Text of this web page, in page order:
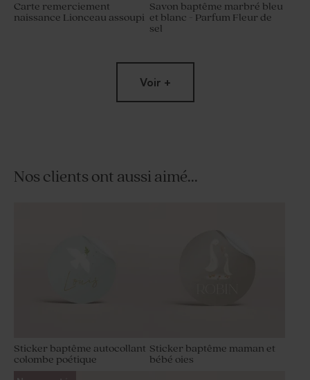
Carte remerciement
naissance Lionceau assoupi
Savon baptême marbré bleu
et blanc - Parfum Fleur de
sel
Dragées lentilles baptême
Voir +
Nos clients ont aussi aimé...
Sticker baptême autocollant
colombe poétique
Sticker baptême maman et
bébé oies